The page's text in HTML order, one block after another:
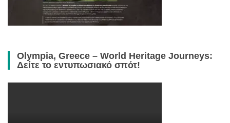
Olympia, Greece – World Heritage Journeys:
Δείτε το εντυπωσιακό σπότ!